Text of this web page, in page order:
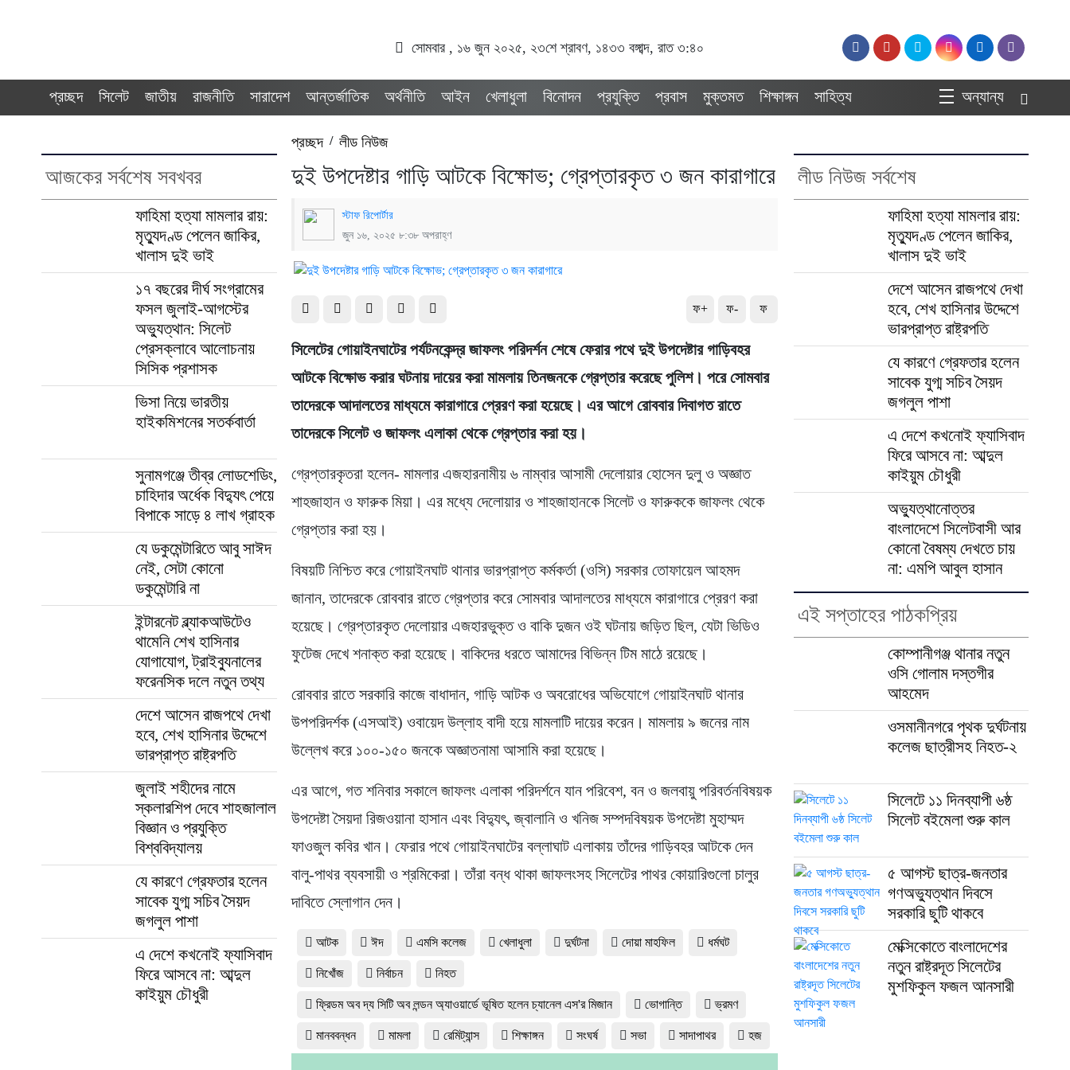
সোমবার , ১৬ জুন ২০২৫, ২৩শে শ্রাবণ, ১৪৩৩ বঙ্গাব্দ, রাত ৩:৪০
প্রচ্ছদ সিলেট জাতীয় রাজনীতি সারাদেশ আন্তর্জাতিক অর্থনীতি আইন খেলাধুলা বিনোদন প্রযুক্তি প্রবাস মুক্তমত শিক্ষাঙ্গন সাহিত্য অন্যান্য
আজকের সর্বশেষ সবখবর
ফাহিমা হত্যা মামলার রায়:
মৃত্যুদণ্ড পেলেন জাকির,
খালাস দুই ভাই
১৭ বছরের দীর্ঘ সংগ্রামের
ফসল জুলাই-আগস্টের
অভ্যুত্থান: সিলেট
প্রেসক্লাবে আলোচনায়
সিসিক প্রশাসক
ভিসা নিয়ে ভারতীয়
হাইকমিশনের সতর্কবার্তা
সুনামগঞ্জে তীব্র লোডশেডিং,
চাহিদার অর্ধেক বিদ্যুৎ পেয়ে
বিপাকে সাড়ে ৪ লাখ গ্রাহক
যে ডকুমেন্টারিতে আবু সাঈদ
নেই, সেটা কোনো
ডকুমেন্টারি না
ইন্টারনেট ব্ল্যাকআউটেও
থামেনি শেখ হাসিনার
যোগাযোগ, ট্রাইব্যুনালের
ফরেনসিক দলে নতুন তথ্য
দেশে আসেন রাজপথে দেখা
হবে, শেখ হাসিনার উদ্দেশে
ভারপ্রাপ্ত রাষ্ট্রপতি
জুলাই শহীদের নামে
স্কলারশিপ দেবে শাহজালাল
বিজ্ঞান ও প্রযুক্তি
বিশ্ববিদ্যালয়
যে কারণে গ্রেফতার হলেন
সাবেক যুগ্ম সচিব সৈয়দ
জগলুল পাশা
এ দেশে কখনোই ফ্যাসিবাদ
ফিরে আসবে না: আব্দুল
কাইয়ুম চৌধুরী
প্রচ্ছদ/লীড নিউজ
দুই উপদেষ্টার গাড়ি আটকে বিক্ষোভ; গ্রেপ্তারকৃত ৩ জন কারাগারে
স্টাফ রিপোর্টার
জুন ১৬, ২০২৫ ৮:৩৮ অপরাহ্ণ
ফ+ ফ- ফ
সিলেটের গোয়াইনঘাটের পর্যটনকেন্দ্র জাফলং পরিদর্শন শেষে ফেরার পথে দুই উপদেষ্টার গাড়িবহর
আটকে বিক্ষোভ করার ঘটনায় দায়ের করা মামলায় তিনজনকে গ্রেপ্তার করেছে পুলিশ। পরে সোমবার
তাদেরকে আদালতের মাধ্যমে কারাগারে প্রেরণ করা হয়েছে। এর আগে রোববার দিবাগত রাতে
তাদেরকে সিলেট ও জাফলং এলাকা থেকে গ্রেপ্তার করা হয়।
গ্রেপ্তারকৃতরা হলেন- মামলার এজহারনামীয় ৬ নাম্বার আসামী দেলোয়ার হোসেন দুলু ও অজ্ঞাত
শাহজাহান ও ফারুক মিয়া। এর মধ্যে দেলোয়ার ও শাহজাহানকে সিলেট ও ফারুককে জাফলং থেকে
গ্রেপ্তার করা হয়।
বিষয়টি নিশ্চিত করে গোয়াইনঘাট থানার ভারপ্রাপ্ত কর্মকর্তা (ওসি) সরকার তোফায়েল আহমদ
জানান, তাদেরকে রোববার রাতে গ্রেপ্তার করে সোমবার আদালতের মাধ্যমে কারাগারে প্রেরণ করা
হয়েছে। গ্রেপ্তারকৃত দেলোয়ার এজহারভুক্ত ও বাকি দুজন ওই ঘটনায় জড়িত ছিল, যেটা ভিডিও
ফুটেজ দেখে শনাক্ত করা হয়েছে। বাকিদের ধরতে আমাদের বিভিন্ন টিম মাঠে রয়েছে।
রোববার রাতে সরকারি কাজে বাধাদান, গাড়ি আটক ও অবরোধের অভিযোগে গোয়াইনঘাট থানার
উপপরিদর্শক (এসআই) ওবায়েদ উল্লাহ বাদী হয়ে মামলাটি দায়ের করেন। মামলায় ৯ জনের নাম
উল্লেখ করে ১০০-১৫০ জনকে অজ্ঞাতনামা আসামি করা হয়েছে।
এর আগে, গত শনিবার সকালে জাফলং এলাকা পরিদর্শনে যান পরিবেশ, বন ও জলবায়ু পরিবর্তনবিষয়ক
উপদেষ্টা সৈয়দা রিজওয়ানা হাসান এবং বিদ্যুৎ, জ্বালানি ও খনিজ সম্পদবিষয়ক উপদেষ্টা মুহাম্মদ
ফাওজুল কবির খান। ফেরার পথে গোয়াইনঘাটের বল্লাঘাট এলাকায় তাঁদের গাড়িবহর আটকে দেন
বালু-পাথর ব্যবসায়ী ও শ্রমিকেরা। তাঁরা বন্ধ থাকা জাফলংসহ সিলেটের পাথর কোয়ারিগুলো চালুর
দাবিতে স্লোগান দেন।
আটক ঈদ এমসি কলেজ খেলাধুলা দুর্ঘটনা দোয়া মাহফিল ধর্মঘট
নিখোঁজ নির্বাচন নিহত
ফ্রিডম অব দ্য সিটি অব লন্ডন অ্যাওয়ার্ডে ভূষিত হলেন চ্যানেল এস'র মিজান ভোগান্তি ভ্রমণ
মানববন্ধন মামলা রেমিট্যান্স শিক্ষাঙ্গন সংঘর্ষ সভা সাদাপাথর হজ
লীড নিউজ সর্বশেষ
ফাহিমা হত্যা মামলার রায়:
মৃত্যুদণ্ড পেলেন জাকির,
খালাস দুই ভাই
দেশে আসেন রাজপথে দেখা
হবে, শেখ হাসিনার উদ্দেশে
ভারপ্রাপ্ত রাষ্ট্রপতি
যে কারণে গ্রেফতার হলেন
সাবেক যুগ্ম সচিব সৈয়দ
জগলুল পাশা
এ দেশে কখনোই ফ্যাসিবাদ
ফিরে আসবে না: আব্দুল
কাইয়ুম চৌধুরী
অভ্যুত্থানোত্তর
বাংলাদেশে সিলেটবাসী আর
কোনো বৈষম্য দেখতে চায়
না: এমপি আবুল হাসান
এই সপ্তাহের পাঠকপ্রিয়
কোম্পানীগঞ্জ থানার নতুন
ওসি গোলাম দস্তগীর
আহমেদ
ওসমানীনগরে পৃথক দুর্ঘটনায়
কলেজ ছাত্রীসহ নিহত-২
সিলেটে ১১ দিনব্যাপী ৬ষ্ঠ
সিলেট বইমেলা শুরু কাল
৫ আগস্ট ছাত্র-জনতার
গণঅভ্যুত্থান দিবসে
সরকারি ছুটি থাকবে
মেক্সিকোতে বাংলাদেশের
নতুন রাষ্ট্রদূত সিলেটের
মুশফিকুল ফজল আনসারী